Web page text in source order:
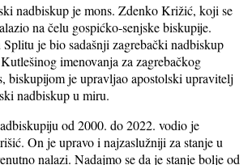
nadbiskup je mons. Zdenko Križić, koji se
na čelu gospićko-senjske biskupije.
je bio sadašnji zagrebački nadbiskup
imenovanja za zagrebačkog
biskupijom je upravljao apostolski upravitelj
nadbiskup u miru.
od 2000. do 2022. vodio je
On je upravo i najzaslužniji za stanje u
nalazi. Nadajmo se da je stanje bolje od